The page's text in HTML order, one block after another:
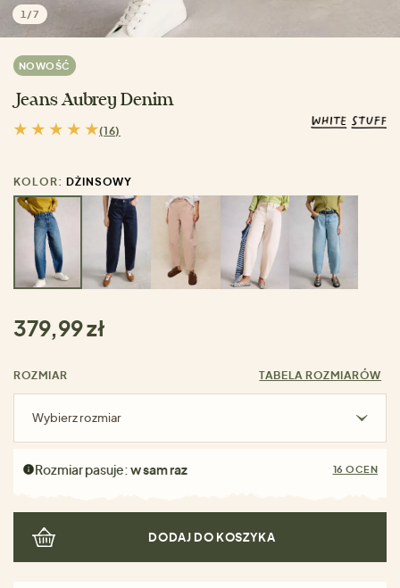
1 /7
NOWOŚĆ
Jeans Aubrey Denim
(16)
KOLOR: DŻINSOWY
379,99 zł
ROZMIAR TABELA ROZMIARÓW
Wybierz rozmiar
Rozmiar pasuje:w sam raz 16 OCEN
DODAJ DO KOSZYKA